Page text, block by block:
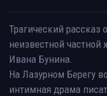
Трагический рассказ
неизвестной частной
Ивана Бунина.
На Лазурном Берегу
интимная драма